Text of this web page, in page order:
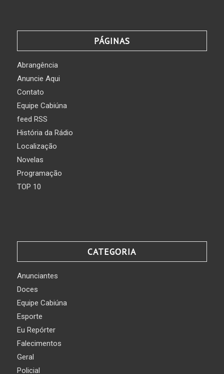
PÁGINAS
Abrangência
Anuncie Aqui
Contato
Equipe Cabiúna
feed RSS
História da Rádio
Localização
Novelas
Programação
TOP 10
CATEGORIA
Anunciantes
Doces
Equipe Cabiúna
Esporte
Eu Repórter
Falecimentos
Geral
Policial